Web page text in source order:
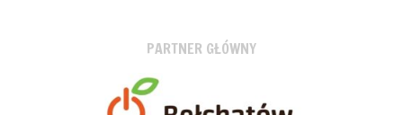
PARTNER GŁÓWNY